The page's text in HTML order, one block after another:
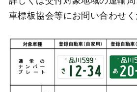
車標板協会等にお問い合わせく